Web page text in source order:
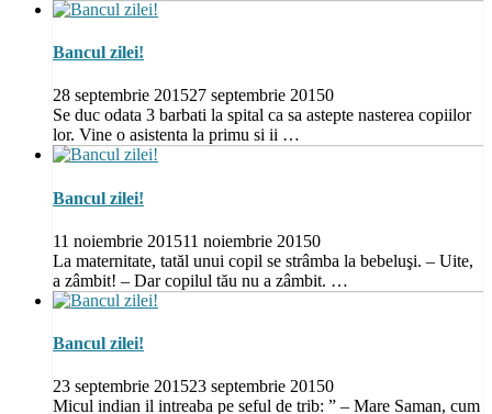
Bancul zilei!
28 septembrie 201527 septembrie 20150
Se duc odata 3 barbati la spital ca sa astepte nasterea copiilor
lor. Vine o asistenta la primu si ii …
Bancul zilei!
11 noiembrie 201511 noiembrie 20150
La maternitate, tatăl unui copil se strâmba la bebeluşi. – Uite,
a zâmbit! – Dar copilul tău nu a zâmbit. …
Bancul zilei!
23 septembrie 201523 septembrie 20150
Micul indian il intreaba pe seful de trib: ” – Mare Saman, cum